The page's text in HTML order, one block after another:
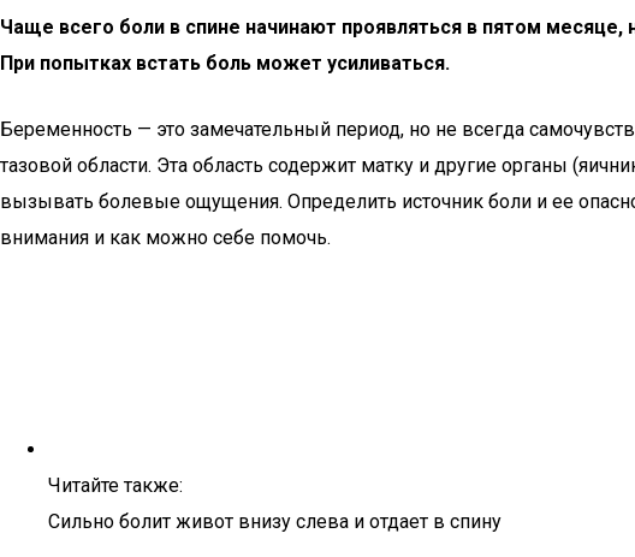
Чаще всего боли в спине начинают проявляться в пятом
При попытках встать боль может усиливаться.
Беременность — это замечательный период, но не всегда
тазовой области. Эта область содержит матку и другие органы
вызывать болевые ощущения. Определить источник боли и ее
внимания и как можно себе помочь.
Читайте также:
Сильно болит живот внизу слева и отдает в спину